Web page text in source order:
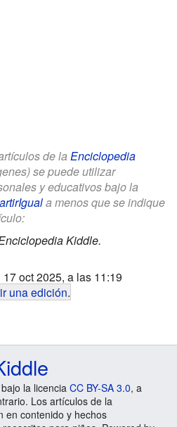
de la Enciclopedia
se puede utilizar
y educativos bajo la
a menos que se indique
Kiddle.
oct 2025, a las 11:19
una edición.
la licencia CC BY-SA 3.0, a
Los artículos de la
en contenido y hechos